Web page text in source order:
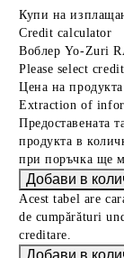
Купи на
Credit calculator
Воблер Yo-Zuri
Please select
Цена на
Extraction of
Предоставената
продукта в
при поръчка ще
Acest tabel are
de cumpărături
creditare.